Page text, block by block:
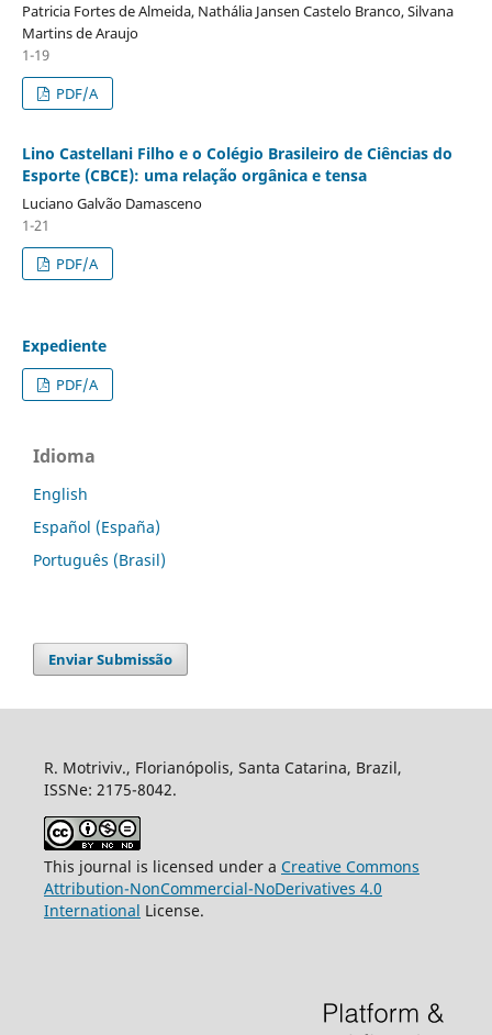
Patricia Fortes de Almeida, Nathália Jansen Castelo Branco, Silvana
Martins de Araujo
1-19
PDF/A
Lino Castellani Filho e o Colégio Brasileiro de Ciências do
Esporte (CBCE): uma relação orgânica e tensa
Luciano Galvão Damasceno
1-21
PDF/A
Expediente
PDF/A
Idioma
English
Español (España)
Português (Brasil)
Enviar Submissão
R. Motriviv., Florianópolis, Santa Catarina, Brazil,
ISSNe: 2175-8042.
This journal is licensed under a Creative Commons
Attribution-NonCommercial-NoDerivatives 4.0
International License.